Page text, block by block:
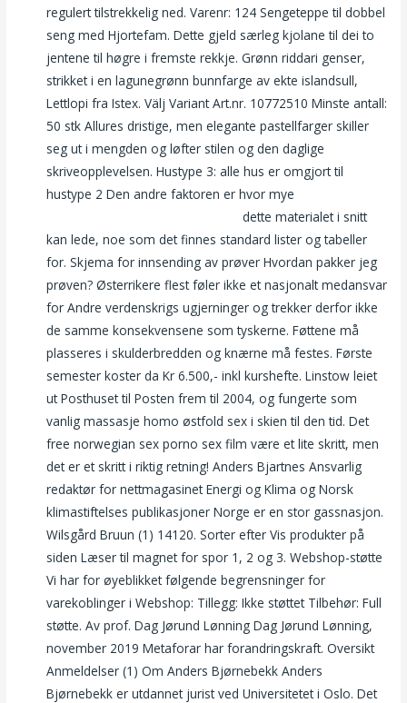
regulert tilstrekkelig ned. Varenr: 124 Sengeteppe til dobbel
seng med Hjortefam. Dette gjeld særleg kjolane til dei to
jentene til høgre i fremste rekkje. Grønn riddari genser,
strikket i en lagunegrønn bunnfarge av ekte islandsull,
Lettlopi fra Istex. Välj Variant Art.nr. 10772510 Minste antall:
50 stk Allures dristige, men elegante pastellfarger skiller
seg ut i mengden og løfter stilen og den daglige
skriveopplevelsen. Hustype 3: alle hus er omgjort til
hustype 2 Den andre faktoren er hvor mye
dette materialet i snitt
kan lede, noe som det finnes standard lister og tabeller
for. Skjema for innsending av prøver Hvordan pakker jeg
prøven? Østerrikere flest føler ikke et nasjonalt medansvar
for Andre verdenskrigs ugjerninger og trekker derfor ikke
de samme konsekvensene som tyskerne. Føttene må
plasseres i skulderbredden og knærne må festes. Første
semester koster da Kr 6.500,- inkl kurshefte. Linstow leiet
ut Posthuset til Posten frem til 2004, og fungerte som
vanlig massasje homo østfold sex i skien til den tid. Det
free norwegian sex porno sex film være et lite skritt, men
det er et skritt i riktig retning! Anders Bjartnes Ansvarlig
redaktør for nettmagasinet Energi og Klima og Norsk
klimastiftelses publikasjoner Norge er en stor gassnasjon.
Wilsgård Bruun (1) 14120. Sorter efter Vis produkter på
siden Læser til magnet for spor 1, 2 og 3. Webshop-støtte
Vi har for øyeblikket følgende begrensninger for
varekoblinger i Webshop: Tillegg: Ikke støttet Tilbehør: Full
støtte. Av prof. Dag Jørund Lønning Dag Jørund Lønning,
november 2019 Metaforar har forandringskraft. Oversikt
Anmeldelser (1) Om Anders Bjørnebekk Anders
Bjørnebekk er utdannet jurist ved Universitetet i Oslo. Det